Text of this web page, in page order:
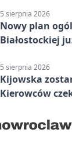
5 sierpnia 2026
Nowy plan
Białostockiej
5 sierpnia 2026
Kijowska
Kierowców